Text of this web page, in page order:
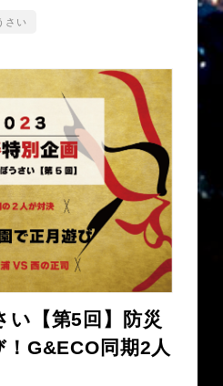
さい
い【第5回】防災
G&ECO同期2人